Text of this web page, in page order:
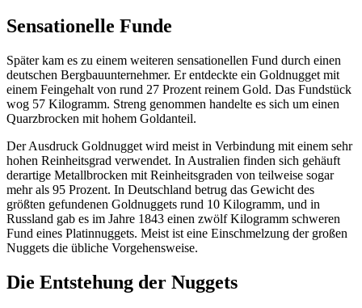
Sensationelle Funde
Später kam es zu einem weiteren sensationellen Fund durch einen
deutschen Bergbauunternehmer. Er entdeckte ein Goldnugget mit
einem Feingehalt von rund 27 Prozent reinem Gold. Das Fundstück
wog 57 Kilogramm. Streng genommen handelte es sich um einen
Quarzbrocken mit hohem Goldanteil.
Der Ausdruck Goldnugget wird meist in Verbindung mit einem sehr
hohen Reinheitsgrad verwendet. In Australien finden sich gehäuft
derartige Metallbrocken mit Reinheitsgraden von teilweise sogar
mehr als 95 Prozent. In Deutschland betrug das Gewicht des
größten gefundenen Goldnuggets rund 10 Kilogramm, und in
Russland gab es im Jahre 1843 einen zwölf Kilogramm schweren
Fund eines Platinnuggets. Meist ist eine Einschmelzung der großen
Nuggets die übliche Vorgehensweise.
Die Entstehung der Nuggets